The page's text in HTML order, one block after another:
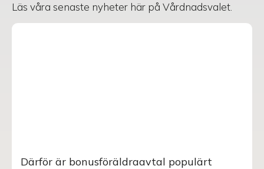
Läs våra senaste nyheter här på Vårdnadsvalet.
Därför är bonusföräldraavtal populärt